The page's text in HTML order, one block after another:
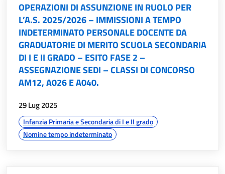
OPERAZIONI DI ASSUNZIONE IN RUOLO PER
L’A.S. 2025/2026 – IMMISSIONI A TEMPO
INDETERMINATO PERSONALE DOCENTE DA
GRADUATORIE DI MERITO SCUOLA SECONDARIA
DI I E II GRADO – ESITO FASE 2 –
ASSEGNAZIONE SEDI – CLASSI DI CONCORSO
AM12, A026 E A040.
data:
29 Lug 2025
argomenti:
Infanzia Primaria e Secondaria di I e II grado
Nomine tempo indeterminato